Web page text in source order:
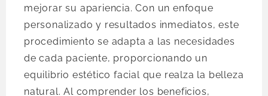
mejorar su apariencia. Con un enfoque
personalizado y resultados inmediatos, este
procedimiento se adapta a las necesidades
de cada paciente, proporcionando un
equilibrio estético facial que realza la belleza
natural. Al comprender los beneficios,